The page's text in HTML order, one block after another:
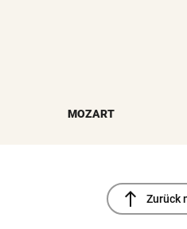
MOZART
north Zurück